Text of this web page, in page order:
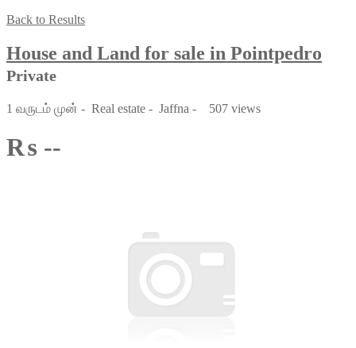
Back to Results
House and Land for sale in Pointpedro
Private
1 வருடம் முன் - Real estate - Jaffna - 507 views
₨ --